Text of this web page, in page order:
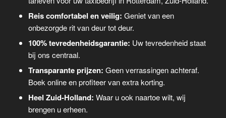
Reis comfortabel en veilig: Geniet van een
onbezorgde rit van deur tot deur.
100% tevredenheidsgarantie: Uw tevredenheid staat
bij ons centraal.
Transparante prijzen: Geen verrassingen achteraf.
Boek online en profiteer van extra korting.
Heel Zuid-Holland: Waar u ook naartoe wilt, wij
brengen u erheen.